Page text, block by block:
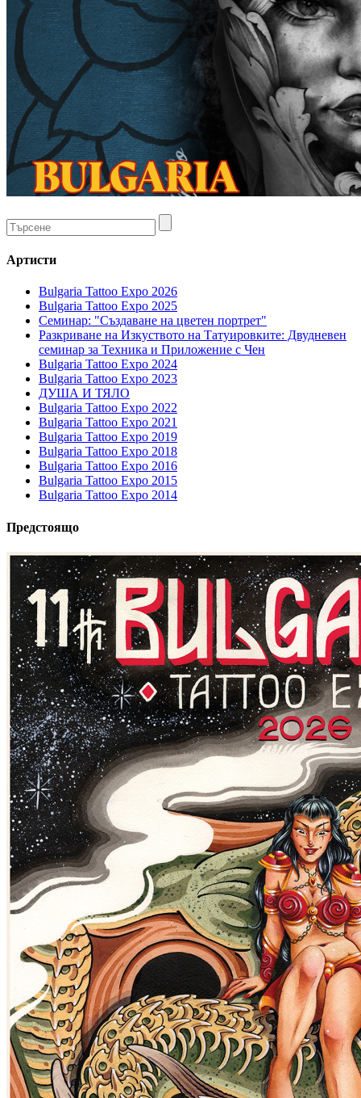
Артисти
Bulgaria Tattoo Expo 2026
Bulgaria Tattoo Expo 2025
Семинар: "Създаване на цветен портрет"
Разкриване на Изкуството на Татуировките: Двудневен
семинар за Техника и Приложение с Чен
Bulgaria Tattoo Expo 2024
Bulgaria Tattoo Expo 2023
ДУША И ТЯЛО
Bulgaria Tattoo Expo 2022
Bulgaria Tattoo Expo 2021
Bulgaria Tattoo Expo 2019
Bulgaria Tattoo Expo 2018
Bulgaria Tattoo Expo 2016
Bulgaria Tattoo Expo 2015
Bulgaria Tattoo Expo 2014
Предстоящо